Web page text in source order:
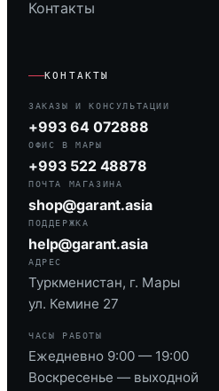
Контакты
КОНТАКТЫ
ЗАКАЗЫ И КОНСУЛЬТАЦИИ
+993 64 072888
ОФИС В МАРЫ
+993 522 48878
ПОЧТА МАГАЗИНА
shop@garant.asia
ПОДДЕРЖКА
help@garant.asia
АДРЕС
Туркменистан, г. Мары
ул. Кемине 27
ЧАСЫ РАБОТЫ
Ежедневно 9:00 — 19:00
Воскресенье — выходной